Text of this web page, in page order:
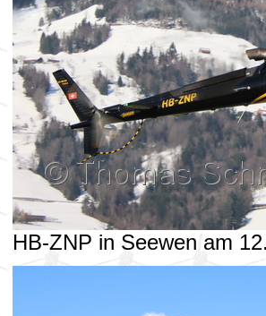
HB-ZNP in Seewen am